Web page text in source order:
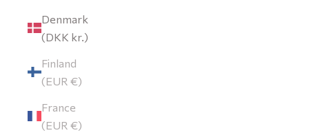
Denmark
(DKK kr.)
Finland
(EUR €)
France
(EUR €)